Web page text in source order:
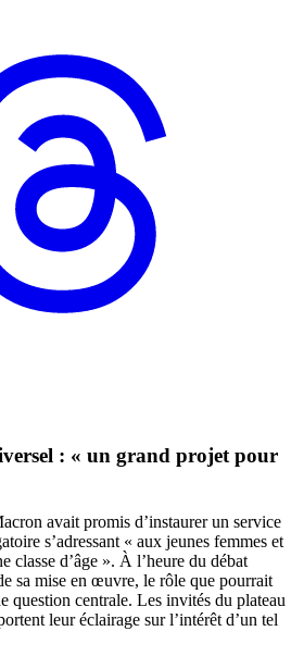
: « un grand projet pour
avait promis d’instaurer un service
s’adressant « aux jeunes femmes et
classe d’âge ». À l’heure du débat
sa mise en œuvre, le rôle que pourrait
question centrale. Les invités du plateau
leur éclairage sur l’intérêt d’un tel